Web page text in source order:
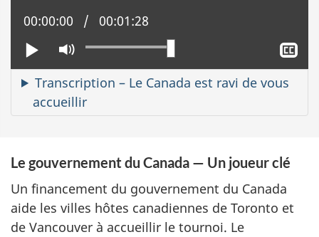
Lire
Activer
le
mode
muet
Position actuelle :
00:00:00 Temps total :
00:01:28
le
Transcription – Le Canada est ravi de vous
accueillir
Le gouvernement du Canada — Un joueur clé
Un financement du gouvernement du Canada
aide les villes hôtes canadiennes de Toronto et
de Vancouver à accueillir le tournoi. Le